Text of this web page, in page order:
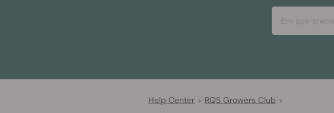
Help Center > RQS Growers Club >